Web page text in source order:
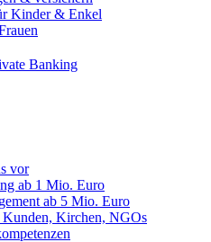
Kinder & Enkel
Banking
vor
ab 1 Mio. Euro
ab 5 Mio. Euro
Kirchen, NGOs